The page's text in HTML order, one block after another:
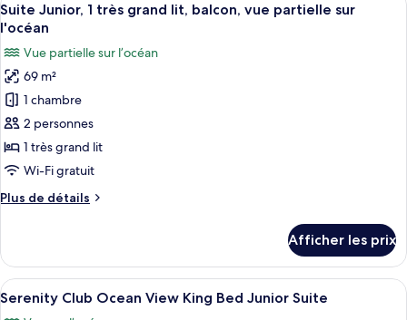
Ocean
Junior
Suite
Ocean
View
toutes
photos
pour
ce
type
de
chambre :
Junior,
grand
lit,
balcon,
3
Suite Junior, 1 très grand lit, balcon, vue partielle sur
l'océan
Vue partielle sur l’océan
69 m²
1 chambre
2 personnes
1 très grand lit
Wi-Fi gratuit
Plus de détails
Plus
Suite
Junior,
1
Afficher les prix
Afficher
toutes
Quatre bouteilles de boissons
5
Serenity Club Ocean View King Bed Junior Suite